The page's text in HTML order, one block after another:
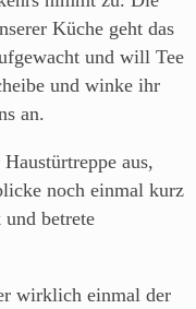
Küche geht das
und will Tee
und winke ihr
an.
aus,
noch einmal kurz
betrete
wirklich einmal der